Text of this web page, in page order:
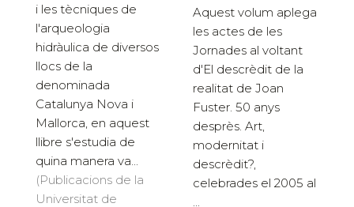
i les tècniques de
l'arqueologia
hidràulica de diversos
llocs de la
denominada
Catalunya Nova i
Mallorca, en aquest
llibre s'estudia de
quina manera va...
(Publicacions de la
Universitat de
Aquest volum aplega
les actes de les
Jornades al voltant
d'El descrèdit de la
realitat de Joan
Fuster. 50 anys
desprès. Art,
modernitat i
descrèdit?,
celebrades el 2005 al